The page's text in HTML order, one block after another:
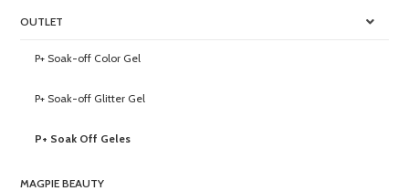
OUTLET
P+ Soak-off Color Gel
P+ Soak-off Glitter Gel
P+ Soak Off Geles
MAGPIE BEAUTY